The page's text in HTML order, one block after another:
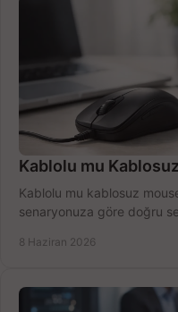
Kablolu mu
Kablolu mu kablosuz
senaryonuza göre doğru
8 Haziran 2026